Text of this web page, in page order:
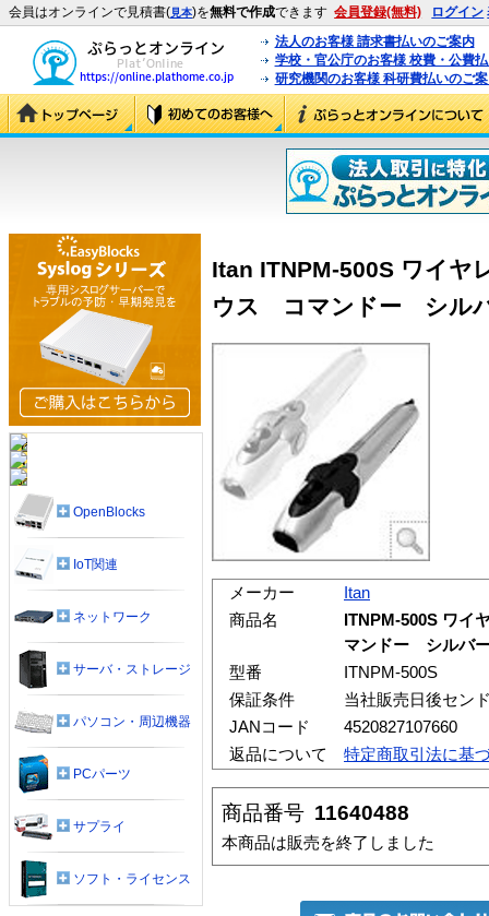
会員はオンラインで見積書(見本)を無料で作成できます 会員登録(無料) ログイン
法人のお客様 請求書払いのご案内
学校・官公庁のお客様 校費・公費
研究機関のお客様 科研費払いのご
Itan ITNPM-500S ワイヤ
ウス コマンドー シル
メーカー
Itan
商品名
ITNPM-500S ワイ
マンドー シルバ
型番
ITNPM-500S
保証条件
当社販売日後セン
JANコード
4520827107660
返品について
特定商取引法に基
商品番号 11640488
本商品は販売を終了しました
OpenBlocks
IoT関連
ネットワーク
サーバ・ストレージ
パソコン・周辺機器
PCパーツ
サプライ
ソフト・ライセンス